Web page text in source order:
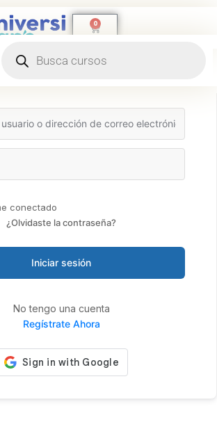
0
de nuevo!
conectado
¿Olvidaste la contraseña?
Iniciar sesión
No tengo una cuenta
Regístrate Ahora